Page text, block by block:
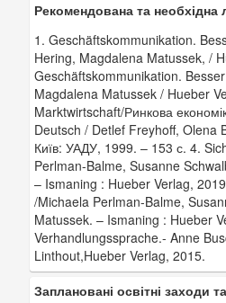
Рекомендована та необхідна
1. Geschäftskommunikation.
Hering, Magdalena Matussek, /
Geschäftskommunikation.
Magdalena Matussek / Hueber
Marktwirtschaft/Ринкова
Deutsch / Detlef Freyhoff, Olena
Київ: УАДУ, 1999. – 153 с. 4.
Perlman-Balme, Susanne
– Ismaning : Hueber Verlag,
/Michaela Perlman-Balme,
Matussek. – Ismaning : Hueber
Verhandlungssprache.- Anne
Linthout,Hueber Verlag, 2015.
Заплановані освітні заходи